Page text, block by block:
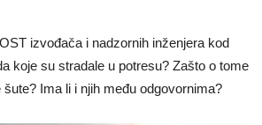
izvođača i nadzornih inženjera kod
koje su stradale u potresu? Zašto o tome
šute? Ima li i njih među odgovornima?